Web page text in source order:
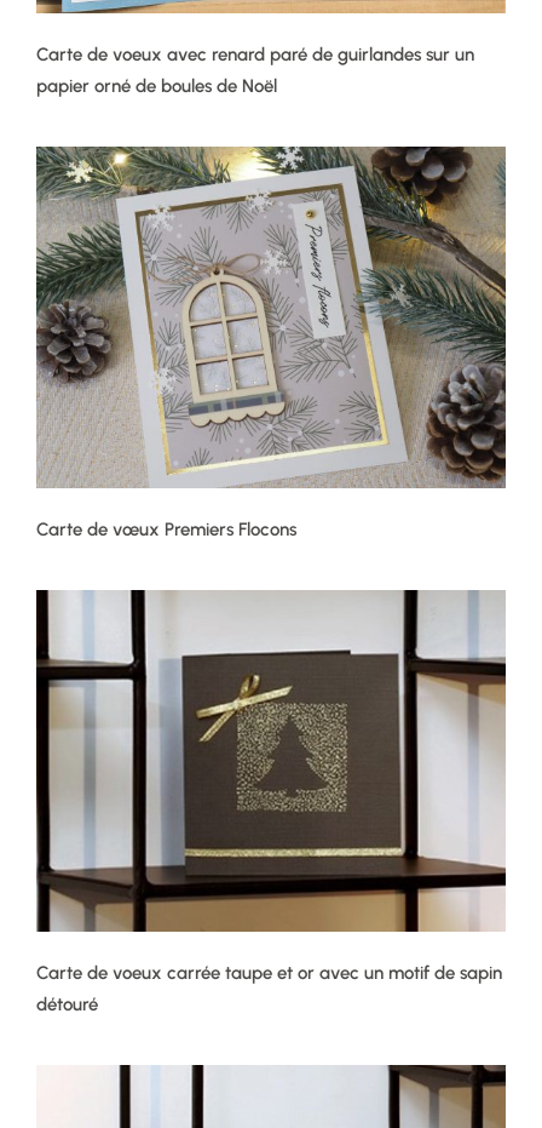
Carte de voeux avec renard paré de guirlandes sur un
papier orné de boules de Noël
Carte de vœux Premiers Flocons
Carte de voeux carrée taupe et or avec un motif de sapin
détouré